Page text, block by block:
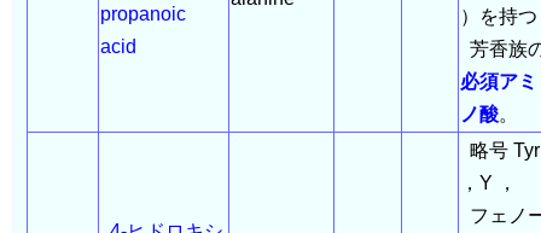
propanoic
acid
）を持つ
芳香族
必須アミ
ノ酸。
略号 Tyr
，Y ，
フェノ